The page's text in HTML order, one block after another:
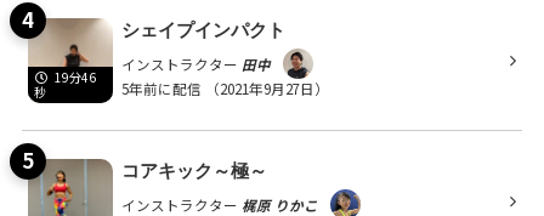
19分46
秒
シェイプインパクト
インストラクター 田中
5年前に配信
（2021年9月27日）
コアキック～極～
インストラクター 梶原 りかこ